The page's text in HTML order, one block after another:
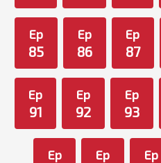
Ep
85
Ep
86
Ep
87
Ep
91
Ep
92
Ep
93
Ep Ep Ep